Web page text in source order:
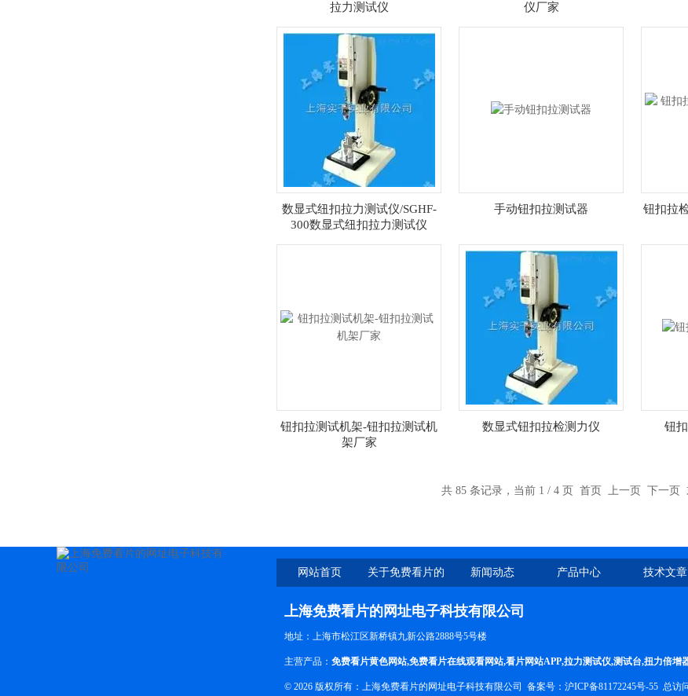
拉力测试仪
仪厂家
数显式纽扣拉力测试仪/SGHF-
300数显式纽扣拉力测试仪
手动钮扣拉测试器
钮扣拉
钮扣拉测试机架-钮扣拉测试机
架厂家
数显式钮扣拉检测力仪 钮
共 85 条记录，当前 1 / 4 页 首页 上一页 下一页
网站首页 关于免费看片的 新闻动态 产品中心 技术文章
上海免费看片的网址电子科技有限公司
地址：上海市松江区新桥镇九新公路2888号5号楼
主营产品： 免费看片黄色网站,免费看片在线观看网站,看片网站APP,拉力测试仪,测试台,扭力倍增
© 2026 版权所有：上海免费看片的网址电子科技有限公司 备案号： 沪ICP备81172245号-55 总访